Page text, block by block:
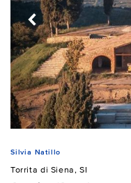
Silvia Natillo
Torrita di Siena, SI